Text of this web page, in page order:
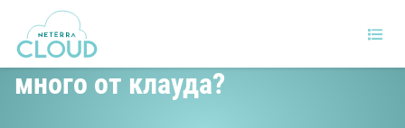
Зависи ли бизнесът твърде
много от клауда?